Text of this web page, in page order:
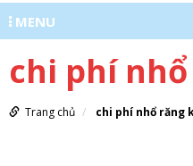
MENU
chi phí
Trang chủ chi phí nhổ răng